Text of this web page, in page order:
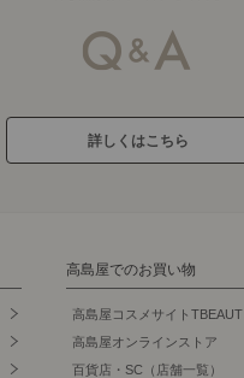
詳しくはこちら
高島屋でのお買い物
高島屋コスメサイトTBEAUT
高島屋オンラインストア
百貨店・SC（店舗一覧）